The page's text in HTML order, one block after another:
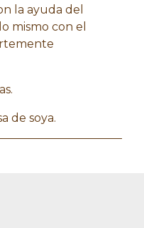
la ayuda del
mismo con el
de soya.